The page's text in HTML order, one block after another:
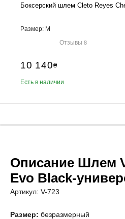
Боксерский шлем Cleto Reyes
Размер: M
Отзывы8
10 140₴
Есть в наличии
Описание Шлем
Evo Black-
Артикул: V-723
Размер: безразмерный